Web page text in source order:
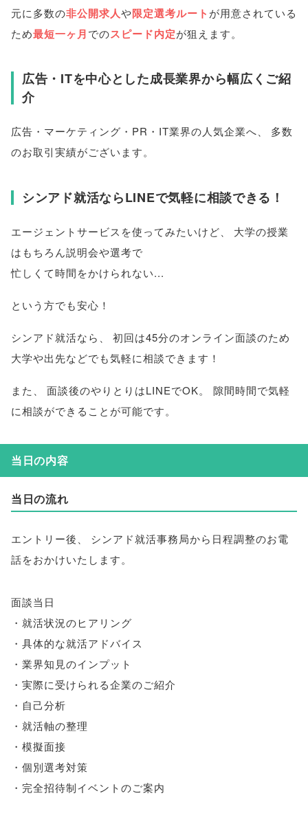
元に多数の非公開求人や限定選考ルート が用意されている
ため最短一ヶ月でのスピード内定が狙えます。
広告・ITを中心とした成長業界から幅広くご紹
介
広告・マーケティング・PR・IT業界の人気企業へ、
多数
のお取引実績がございます。
シンアド就活ならLINEで気軽に相談できる！
エージェントサービスを使ってみたいけど、
大学の授業
はもちろん説明会や選考で
忙しくて時間をかけられない...
という方でも安心！
シンアド就活なら 、
初回は45分のオンライン面談のため
大学や出先などでも気軽に相談できます！
また 、 面談後のやりとりはLINEでOK。
隙間時間で気軽
に相談ができることが可能です。
当日の内容
当日の流れ
エントリー後
シンアド就活事務局から日程調整のお電
話をおかけいたします。
面談当日
・就活状況のヒアリング
・具体的な就活アドバイス
・業界知見のインプット
・実際に受けられる企業のご紹介
・自己分析
・就活軸の整理
・模擬面接
・個別選考対策
・完全招待制イベントのご案内